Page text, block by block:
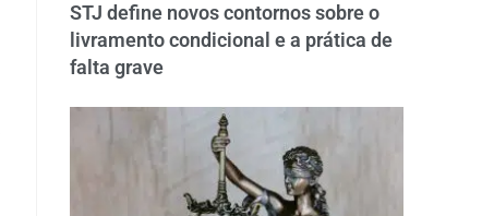
STJ define novos contornos sobre o
livramento condicional e a prática de
falta grave